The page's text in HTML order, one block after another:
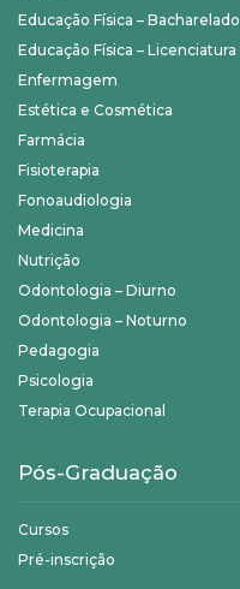
Educação Física – Bacharelado
Educação Física – Licenciatura
Enfermagem
Estética e Cosmética
Farmácia
Fisioterapia
Fonoaudiologia
Medicina
Nutrição
Odontologia – Diurno
Odontologia – Noturno
Pedagogia
Psicologia
Terapia Ocupacional
Pós-Graduação
Cursos
Pré-inscrição